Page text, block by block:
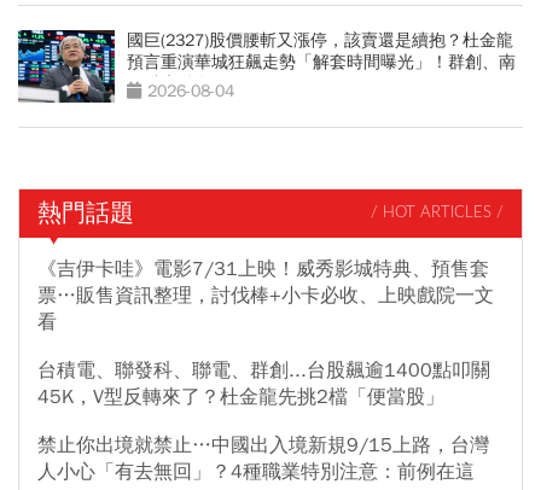
國巨(2327)股價腰斬又漲停，該賣還是續抱？杜金龍
預言重演華城狂飆走勢「解套時間曝光」！群創、南
亞科也點名
2026-08-04
熱門話題 / HOT ARTICLES /
《吉伊卡哇》電影7/31上映！威秀影城特典、預售套
票…販售資訊整理，討伐棒+小卡必收、上映戲院一文
看
台積電、聯發科、聯電、群創...台股飆逾1400點叩關
45K，V型反轉來了？杜金龍先挑2檔「便當股」
禁止你出境就禁止…中國出入境新規9/15上路，台灣
人小心「有去無回」？4種職業特別注意：前例在這